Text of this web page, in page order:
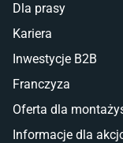
Dla prasy
Kariera
Inwestycje B2B
Franczyza
Oferta dla
Informacje dla